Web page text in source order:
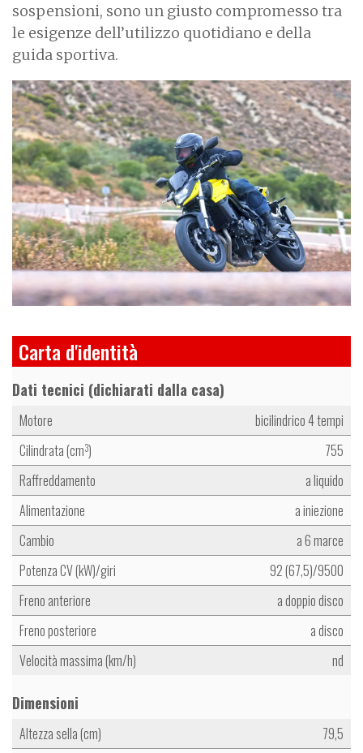
sospensioni, sono un giusto compromesso tra
le esigenze dell’utilizzo quotidiano e della
guida sportiva.
Carta d'identità
Dati tecnici (dichiarati dalla casa)
Motore
bicilindrico 4 tempi
Cilindrata (cm3)
755
Raffreddamento
a liquido
Alimentazione
a iniezione
Cambio
a 6 marce
Potenza CV (kW)/giri
92 (67,5)/9500
Freno anteriore
a doppio disco
Freno posteriore
a disco
Velocità massima (km/h)
nd
Dimensioni
Altezza sella (cm)
79,5